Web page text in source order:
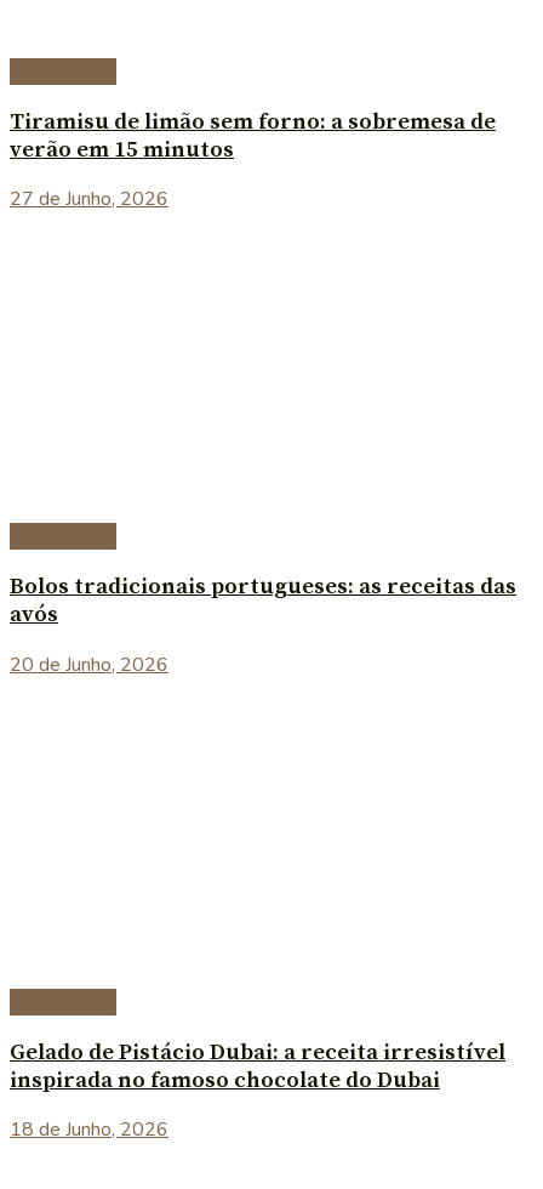
Tiramisu de limão sem forno: a sobremesa de
verão em 15 minutos
27 de Junho, 2026
Bolos tradicionais portugueses: as receitas das
avós
20 de Junho, 2026
Gelado de Pistácio Dubai: a receita irresistível
inspirada no famoso chocolate do Dubai
18 de Junho, 2026